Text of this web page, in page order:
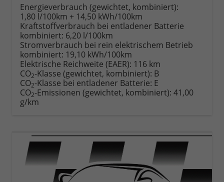
anfordernDatei,
Fahrzeugexposé
drucken
drucken,
parken
oder
vergleichen
Energieverbrauch (gewichtet, kombiniert):
1,80 l/100km + 14,50 kWh/100km
Kraftstoffverbrauch bei entladener Batterie
kombiniert: 6,20 l/100km
Stromverbrauch bei rein elektrischem Betrieb
kombiniert: 19,10 kWh/100km
Elektrische Reichweite (EAER): 116 km
CO2-Klasse (gewichtet, kombiniert): B
CO2-Klasse bei entladener Batterie: E
CO2-Emissionen (gewichtet, kombiniert): 41,00
g/km